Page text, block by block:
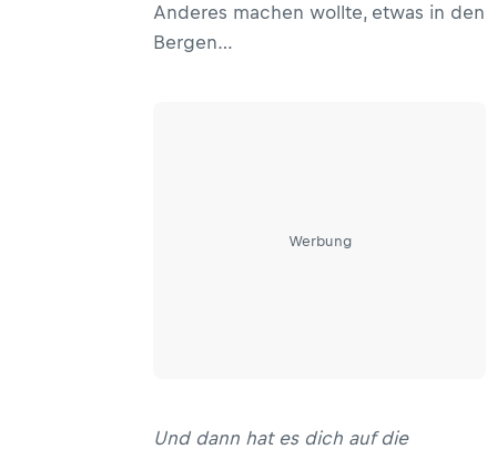
Anderes machen wollte, etwas in den
Bergen…
Werbung
Und dann hat es dich auf die